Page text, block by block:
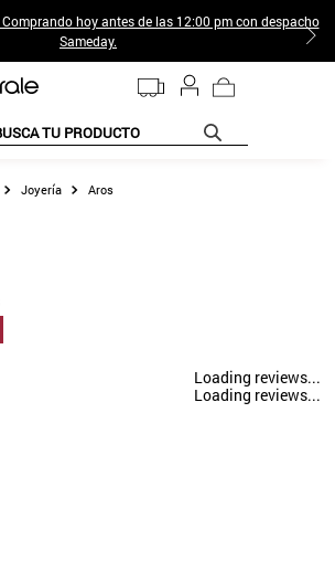
Comprando hoy antes de las 12:00 pm con despacho
Sameday.
PRODUCTO
Joyería Aros
Loading reviews...
Loading reviews...
BUSCADOS